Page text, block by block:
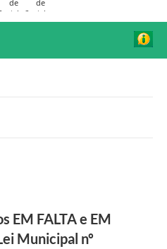
EM FALTA e EM
Municipal nº